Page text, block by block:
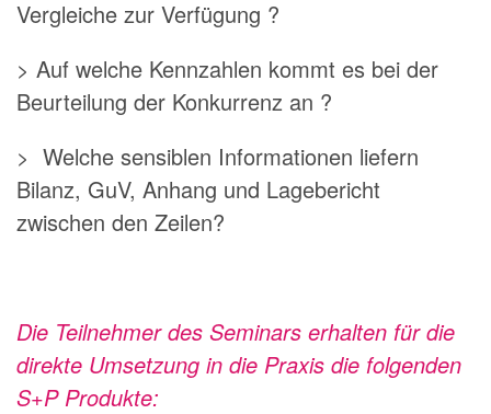
Vergleiche zur Verfügung ?
> Auf welche Kennzahlen kommt es bei der
Beurteilung der Konkurrenz an ?
> Welche sensiblen Informationen liefern
Bilanz, GuV, Anhang und Lagebericht
zwischen den Zeilen?
Die Teilnehmer des Seminars erhalten für die
direkte Umsetzung in die Praxis die folgenden
S+P Produkte: